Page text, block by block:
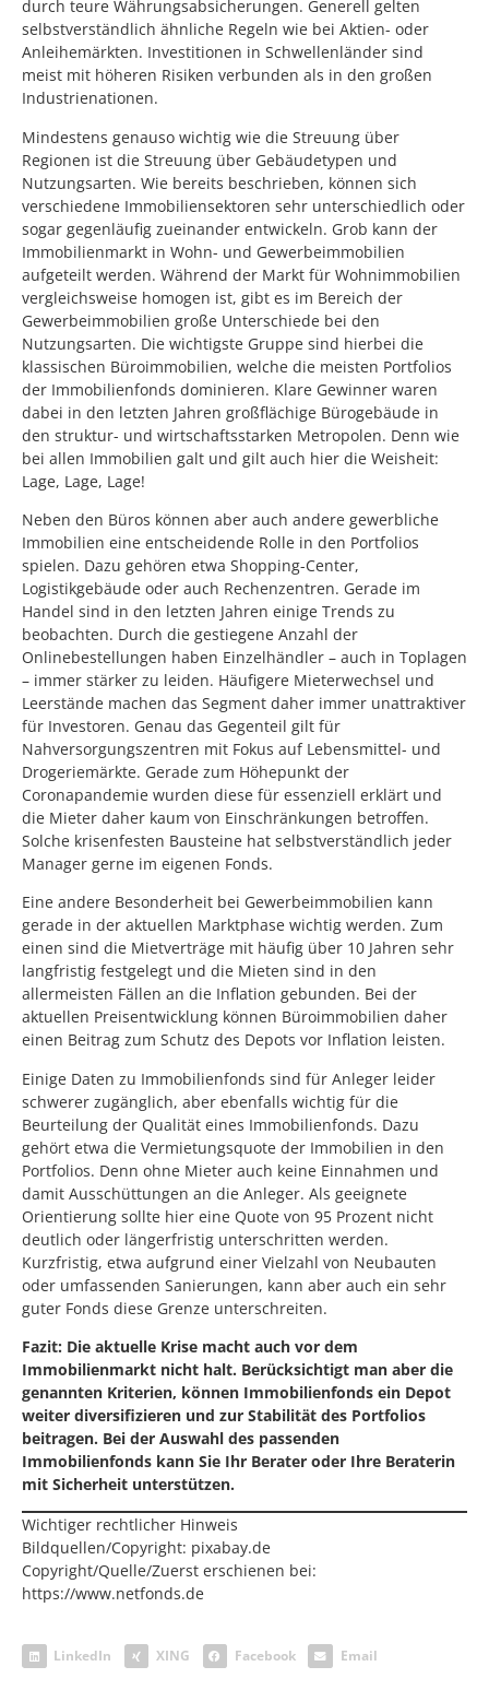
durch teure Währungsabsicherungen. Generell gelten
selbstverständlich ähnliche Regeln wie bei Aktien- oder
Anleihemärkten. Investitionen in Schwellenländer sind
meist mit höheren Risiken verbunden als in den großen
Industrienationen.
Mindestens genauso wichtig wie die Streuung über
Regionen ist die Streuung über Gebäudetypen und
Nutzungsarten. Wie bereits beschrieben, können sich
verschiedene Immobiliensektoren sehr unterschiedlich oder
sogar gegenläufig zueinander entwickeln. Grob kann der
Immobilienmarkt in Wohn- und Gewerbeimmobilien
aufgeteilt werden. Während der Markt für Wohnimmobilien
vergleichsweise homogen ist, gibt es im Bereich der
Gewerbeimmobilien große Unterschiede bei den
Nutzungsarten. Die wichtigste Gruppe sind hierbei die
klassischen Büroimmobilien, welche die meisten Portfolios
der Immobilienfonds dominieren. Klare Gewinner waren
dabei in den letzten Jahren großflächige Bürogebäude in
den struktur- und wirtschaftsstarken Metropolen. Denn wie
bei allen Immobilien galt und gilt auch hier die Weisheit:
Lage, Lage, Lage!
Neben den Büros können aber auch andere gewerbliche
Immobilien eine entscheidende Rolle in den Portfolios
spielen. Dazu gehören etwa Shopping-Center,
Logistikgebäude oder auch Rechenzentren. Gerade im
Handel sind in den letzten Jahren einige Trends zu
beobachten. Durch die gestiegene Anzahl der
Onlinebestellungen haben Einzelhändler – auch in Toplagen
– immer stärker zu leiden. Häufigere Mieterwechsel und
Leerstände machen das Segment daher immer unattraktiver
für Investoren. Genau das Gegenteil gilt für
Nahversorgungszentren mit Fokus auf Lebensmittel- und
Drogeriemärkte. Gerade zum Höhepunkt der
Coronapandemie wurden diese für essenziell erklärt und
die Mieter daher kaum von Einschränkungen betroffen.
Solche krisenfesten Bausteine hat selbstverständlich jeder
Manager gerne im eigenen Fonds.
Eine andere Besonderheit bei Gewerbeimmobilien kann
gerade in der aktuellen Marktphase wichtig werden. Zum
einen sind die Mietverträge mit häufig über 10 Jahren sehr
langfristig festgelegt und die Mieten sind in den
allermeisten Fällen an die Inflation gebunden. Bei der
aktuellen Preisentwicklung können Büroimmobilien daher
einen Beitrag zum Schutz des Depots vor Inflation leisten.
Einige Daten zu Immobilienfonds sind für Anleger leider
schwerer zugänglich, aber ebenfalls wichtig für die
Beurteilung der Qualität eines Immobilienfonds. Dazu
gehört etwa die Vermietungsquote der Immobilien in den
Portfolios. Denn ohne Mieter auch keine Einnahmen und
damit Ausschüttungen an die Anleger. Als geeignete
Orientierung sollte hier eine Quote von 95 Prozent nicht
deutlich oder längerfristig unterschritten werden.
Kurzfristig, etwa aufgrund einer Vielzahl von Neubauten
oder umfassenden Sanierungen, kann aber auch ein sehr
guter Fonds diese Grenze unterschreiten.
Fazit: Die aktuelle Krise macht auch vor dem
Immobilienmarkt nicht halt. Berücksichtigt man aber die
genannten Kriterien, können Immobilienfonds ein Depot
weiter diversifizieren und zur Stabilität des Portfolios
beitragen. Bei der Auswahl des passenden
Immobilienfonds kann Sie Ihr Berater oder Ihre Beraterin
mit Sicherheit unterstützen.
Wichtiger rechtlicher Hinweis
Bildquellen/Copyright: pixabay.de
Copyright/Quelle/Zuerst erschienen bei:
https://www.netfonds.de
LinkedIn XING Facebook Email